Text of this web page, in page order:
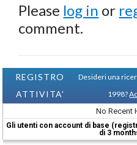
Please log in or
comment.
REGISTRO
ATTIVITA'
Desideri una
1998?
No Recent
Gli utenti con account di base
di 3